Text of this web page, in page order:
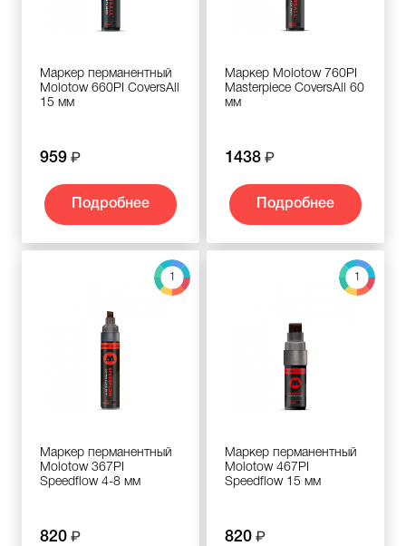
Маркер перманентный
Molotow 660PI CoversAll
15 мм
959
Подробнее
Маркер Molotow 760PI
Masterpieсe CoversAll 60
мм
1438
Подробнее
1
Маркер перманентный
Molotow 367PI
Speedflow 4-8 мм
820
1
Маркер перманентный
Molotow 467PI
Speedflow 15 мм
820